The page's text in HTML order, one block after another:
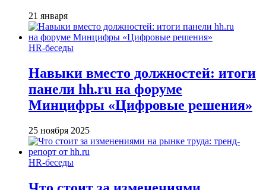
21 января
HR-беседы
Навыки вместо должностей: итоги
панели hh.ru на форуме
Минцифры «Цифровые решения»
25 ноября 2025
HR-беседы